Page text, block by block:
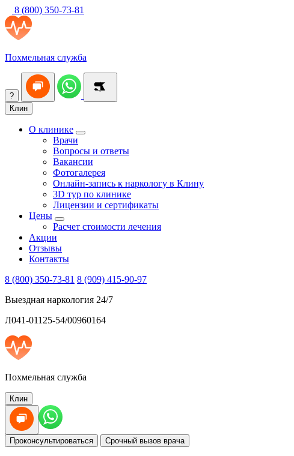
8 (800) 350-73-81
Похмельная служба
?
Клин
О клинике
Врачи
Вопросы и ответы
Вакансии
Фотогалерея
Онлайн-запись к наркологу в Клину
3D тур по клинике
Лицензии и сертификаты
Цены
Расчет стоимости лечения
Акции
Отзывы
Контакты
8 (800) 350-73-81 8 (909) 415-90-97
Выездная наркология 24/7
Л041-01125-54/00960164
Похмельная служба
Клин
Проконсультироваться Срочный вызов врача